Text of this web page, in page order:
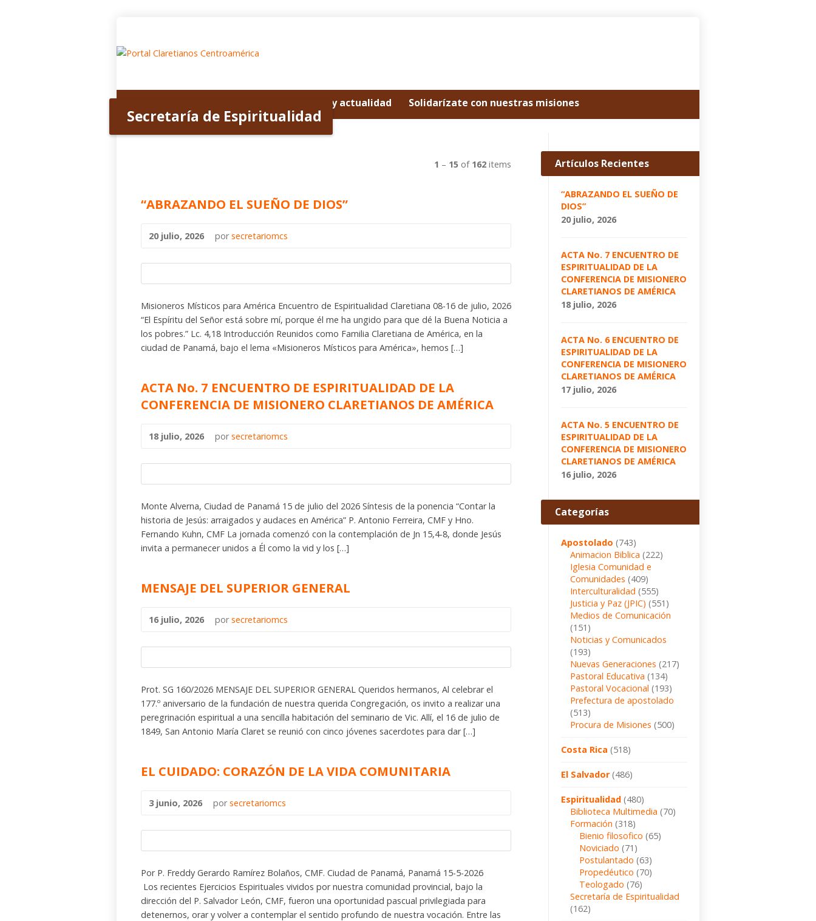
Noticias y actualidad Solidarízate con nuestras misiones
Secretaría de Espiritualidad
1 – 15 of 162 items
“ABRAZANDO EL SUEÑO DE DIOS”
20 julio, 2026 porsecretariomcs
Misioneros Místicos para América Encuentro de Espiritualidad Claretiana 08-16 de julio, 2026
“El Espíritu del Señor está sobre mí, porque él me ha ungido para que dé la Buena Noticia a
los pobres.” Lc. 4,18 Introducción Reunidos como Familia Claretiana de América, en la
ciudad de Panamá, bajo el lema «Misioneros Místicos para América», hemos […]
ACTA No. 7 ENCUENTRO DE ESPIRITUALIDAD DE LA
CONFERENCIA DE MISIONERO CLARETIANOS DE AMÉRICA
18 julio, 2026 porsecretariomcs
Monte Alverna, Ciudad de Panamá 15 de julio del 2026 Síntesis de la ponencia “Contar la
historia de Jesús: arraigados y audaces en América” P. Antonio Ferreira, CMF y Hno.
Fernando Kuhn, CMF La jornada comenzó con la contemplación de Jn 15,4-8, donde Jesús
invita a permanecer unidos a Él como la vid y los […]
MENSAJE DEL SUPERIOR GENERAL
16 julio, 2026 porsecretariomcs
Prot. SG 160/2026 MENSAJE DEL SUPERIOR GENERAL Queridos hermanos, Al celebrar el
177.º aniversario de la fundación de nuestra querida Congregación, os invito a realizar una
peregrinación espiritual a una sencilla habitación del seminario de Vic. Allí, el 16 de julio de
1849, San Antonio María Claret se reunió con cinco jóvenes sacerdotes para dar […]
EL CUIDADO: CORAZÓN DE LA VIDA COMUNITARIA
3 junio, 2026 porsecretariomcs
Por P. Freddy Gerardo Ramírez Bolaños, CMF. Ciudad de Panamá, Panamá 15-5-2026
Los recientes Ejercicios Espirituales vividos por nuestra comunidad provincial, bajo la
dirección del P. Salvador León, CMF, fueron una oportunidad pascual privilegiada para
detenernos, orar y volver a contemplar el sentido profundo de nuestra vocación. Entre las
Artículos Recientes
“ABRAZANDO EL SUEÑO DE
DIOS”
20 julio, 2026
ACTA No. 7 ENCUENTRO DE
ESPIRITUALIDAD DE LA
CONFERENCIA DE MISIONERO
CLARETIANOS DE AMÉRICA
18 julio, 2026
ACTA No. 6 ENCUENTRO DE
ESPIRITUALIDAD DE LA
CONFERENCIA DE MISIONERO
CLARETIANOS DE AMÉRICA
17 julio, 2026
ACTA No. 5 ENCUENTRO DE
ESPIRITUALIDAD DE LA
CONFERENCIA DE MISIONERO
CLARETIANOS DE AMÉRICA
16 julio, 2026
Categorías
Apostolado (743)
Animacion Biblica (222)
Iglesia Comunidad e
Comunidades (409)
Interculturalidad (555)
Justicia y Paz (JPIC) (551)
Medios de Comunicación
(151)
Noticias y Comunicados
(193)
Nuevas Generaciones (217)
Pastoral Educativa (134)
Pastoral Vocacional (193)
Prefectura de apostolado
(513)
Procura de Misiones (500)
Costa Rica (518)
El Salvador(486)
Espiritualidad (480)
Biblioteca Multimedia (70)
Formación (318)
Bienio filosofico (65)
Noviciado (71)
Postulantado (63)
Propedéutico (70)
Teologado (76)
Secretaría de Espiritualidad
(162)